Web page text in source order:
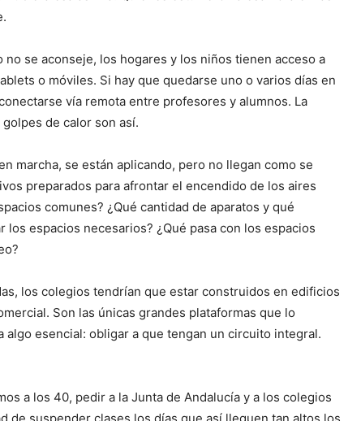
se aconseje, los hogares y los niños tienen acceso a
o móviles. Si hay que quedarse uno o varios días en
vía remota entre profesores y alumnos. La
de calor son así.
marcha, se están aplicando, pero no llegan como se
preparados para afrontar el encendido de los aires
comunes? ¿Qué cantidad de aparatos y qué
los espacios necesarios? ¿Qué pasa con los espacios
los colegios tendrían que estar construidos en edificios
Son las únicas grandes plataformas que lo
algo esencial: obligar a que tengan un circuito integral.
a los 40, pedir a la Junta de Andalucía y a los colegios